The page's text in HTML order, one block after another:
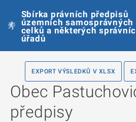
Sbírka právních předpisů
územních samosprávných
celků a některých
úřadů
EXPORT VÝSLEDKŮ V XLSX
Obec
předpisy